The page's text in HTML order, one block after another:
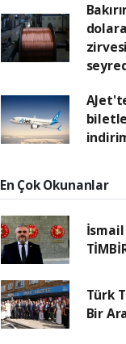
En Çok Okunanlar
Türk
Bir